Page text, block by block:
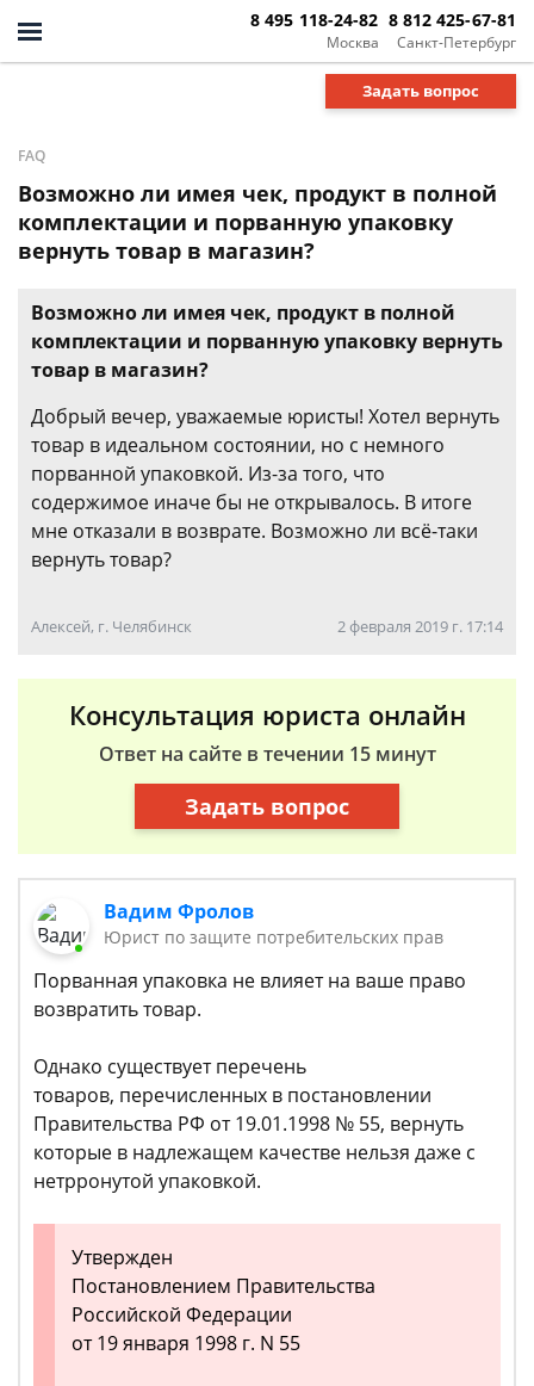
Москва
8 495 118-24-82
Санкт-Петербург
8 812 425-67-81
Задать вопрос
FAQ
Возможно ли имея чек, продукт в полной
комплектации и порванную упаковку
вернуть товар в магазин?
Возможно ли имея чек, продукт в полной
комплектации и порванную упаковку вернуть
товар в магазин?
Добрый вечер, уважаемые юристы! Хотел вернуть
товар в идеальном состоянии, но с немного
порванной упаковкой. Из-за того, что
содержимое иначе бы не открывалось. В итоге
мне отказали в возврате. Возможно ли всё-таки
вернуть товар?
Алексей, г. Челябинск 2 февраля 2019 г. 17:14
Консультация юриста онлайн
Ответ на сайте в течении 15 минут
Задать вопрос
Вадим Фролов
Юрист по защите потребительских прав
Порванная упаковка не влияет на ваше право
возвратить товар.
Однако существует перечень
товаров, перечисленных в постановлении
Правительства РФ от 19.01.1998 № 55, вернуть
которые в надлежащем качестве нельзя даже с
нетрронутой упаковкой.
Утвержден
Постановлением Правительства
Российской Федерации
от 19 января 1998 г. N 55